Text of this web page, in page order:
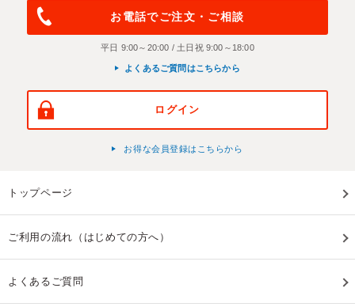
お電話でご注文・ご相談
平日 9:00～20:00 / 土日祝 9:00～18:00
よくあるご質問はこちらから
ログイン
お得な会員登録はこちらから
トップページ
ご利用の流れ（はじめての方へ）
よくあるご質問